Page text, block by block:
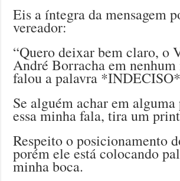
Eis a íntegra da mensagem
vereador:
“Quero deixar bem claro, o
André Borracha em
falou a palavra
Se alguém achar em
essa minha fala, tira um
Respeito o posicionamento
porém ele está colocando
minha boca.